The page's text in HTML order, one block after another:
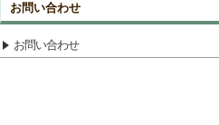
お問い合わせ
お問い合わせ